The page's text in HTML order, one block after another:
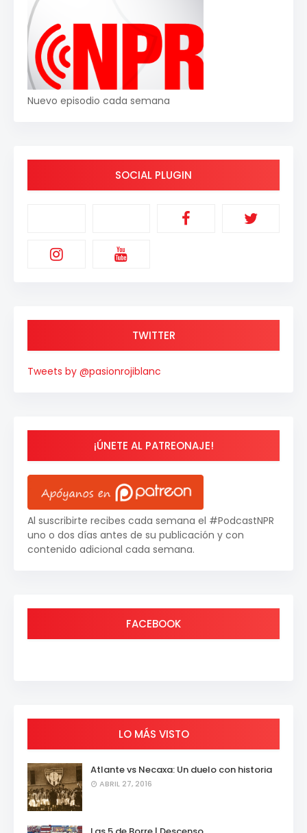
Nuevo episodio cada semana
SOCIAL PLUGIN
TWITTER
Tweets by @pasionrojiblanc
¡ÚNETE AL PATREONAJE!
Al suscribirte recibes cada semana el #PodcastNPR
uno o dos días antes de su publicación y con
contenido adicional cada semana.
FACEBOOK
LO MÁS VISTO
Atlante vs Necaxa: Un duelo con historia
ABRIL 27, 2016